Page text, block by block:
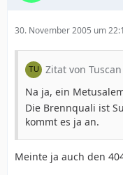
30. November 2005 um
Zitat von Tuscan
Na ja, ein
Die Brennquali ist
kommt es ja an.
Meinte ja auch den